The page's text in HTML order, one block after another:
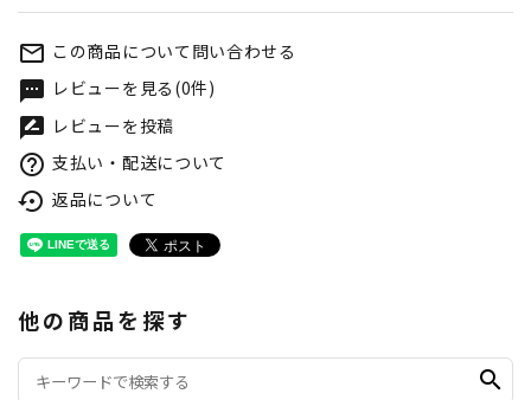
mail_outline この商品について問い合わせる
textsms レビューを見る(0件)
rate_review レビューを投稿
help_outline 支払い・配送について
settings_backup_restore 返品について
他の商品を探す
search